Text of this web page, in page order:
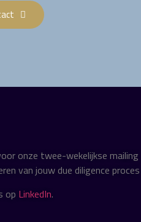
onze twee-wekelijkse mailing
van jouw due diligence proces
op LinkedIn.